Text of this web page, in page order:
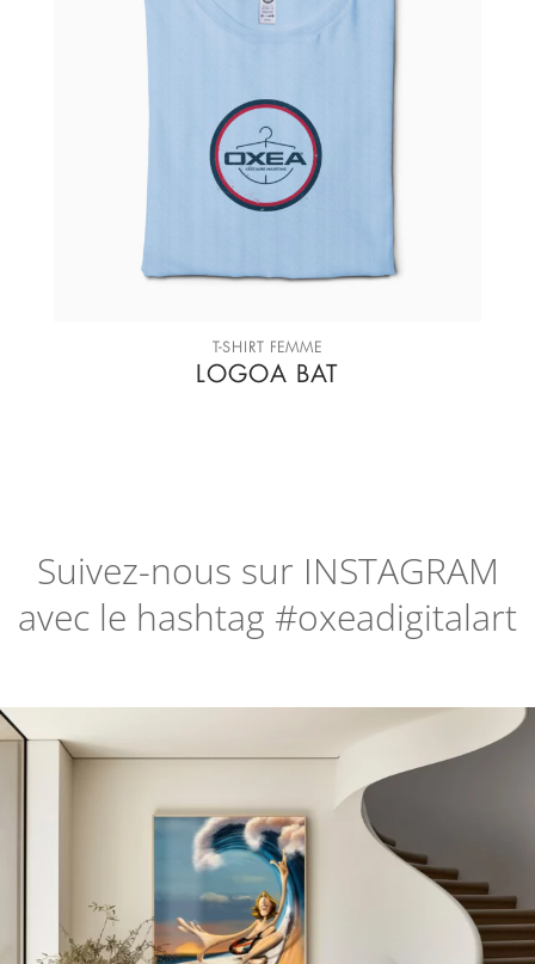
T-SHIRT FEMME
LOGOA BAT
Suivez-nous sur INSTAGRAM
avec le hashtag #oxeadigitalart